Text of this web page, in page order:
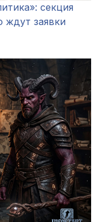
секция
ждут заявки